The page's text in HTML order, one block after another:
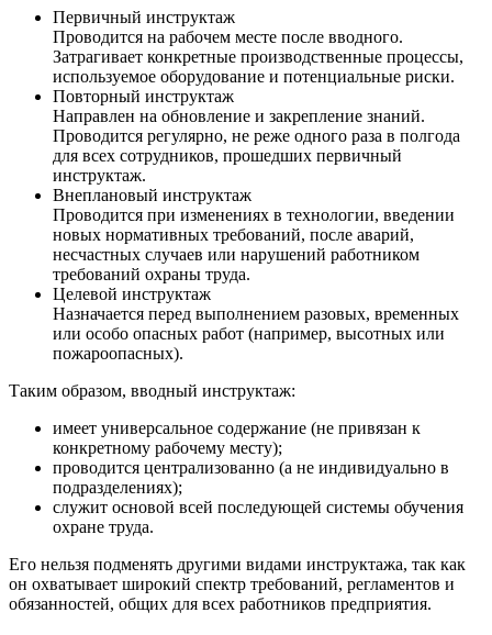
Первичный инструктаж
Проводится на рабочем месте после вводного.
Затрагивает конкретные производственные процессы,
используемое оборудование и потенциальные риски.
Повторный инструктаж
Направлен на обновление и закрепление знаний.
Проводится регулярно, не реже одного раза в полгода
для всех сотрудников, прошедших первичный
инструктаж.
Внеплановый инструктаж
Проводится при изменениях в технологии, введении
новых нормативных требований, после аварий,
несчастных случаев или нарушений работником
требований охраны труда.
Целевой инструктаж
Назначается перед выполнением разовых, временных
или особо опасных работ (например, высотных или
пожароопасных).
Таким образом, вводный инструктаж:
имеет универсальное содержание (не привязан к
конкретному рабочему месту);
проводится централизованно (а не индивидуально в
подразделениях);
служит основой всей последующей системы обучения
охране труда.
Его нельзя подменять другими видами инструктажа, так как
он охватывает широкий спектр требований, регламентов и
обязанностей, общих для всех работников предприятия.